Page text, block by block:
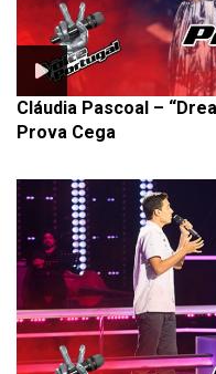
Cláudia Pascoal –
Prova Cega